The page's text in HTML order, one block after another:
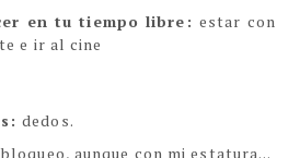
en tu tiempo libre: estar con
e ir al cine
dedos.
bloqueo, aunque con mi estatura...